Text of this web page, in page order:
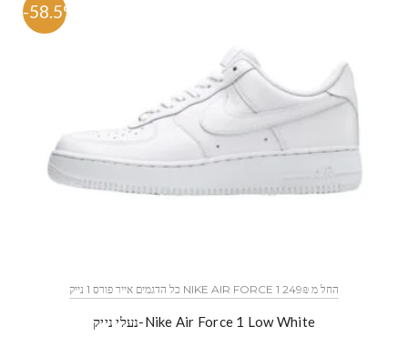
-58.5%
כל הדגמים אייר פורס 1 נייק NIKE AIR FORCE 1 החל מ 249₪
נעלי נייק-Nike Air Force 1 Low White